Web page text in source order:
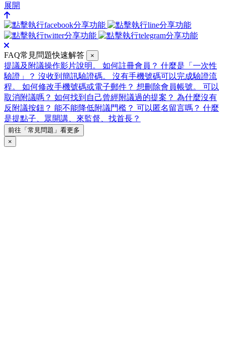
展開
FAQ常見問題快速解答 ×
提議及附議操作影片說明。 如何註冊會員？ 什麼是「一次性
驗證」？ 沒收到簡訊驗證碼。 沒有手機號碼可以完成驗證流
程。 如何修改手機號碼或電子郵件？ 想刪除會員帳號。 可以
取消附議嗎？ 如何找到自己曾經附議過的提案？ 為什麼沒有
反附議按鈕？ 能不能降低附議門檻？ 可以匿名留言嗎？ 什麼
是提點子、眾開講、來監督、找首長？
前往「常見問題」看更多
×